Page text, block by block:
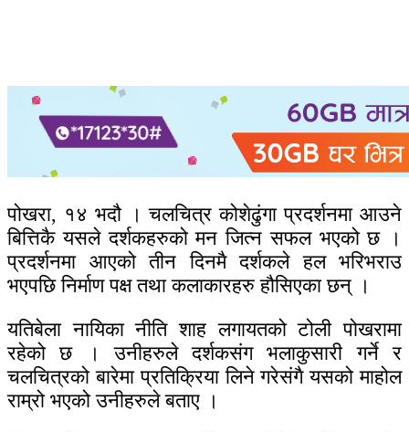
पोखरा, १४ भदौ । चलचित्र कोशेढुंगा प्रदर्शनमा आउने
बित्तिकै यसले दर्शकहरुको मन जित्न सफल भएको छ ।
प्रदर्शनमा आएको तीन दिनमै दर्शकले हल भरिभराउ
भएपछि निर्माण पक्ष तथा कलाकारहरु हौसिएका छन् ।
यतिबेला नायिका नीति शाह लगायतको टोली पोखरामा
रहेको छ । उनीहरुले दर्शकसंग भलाकुसारी गर्ने र
चलचित्रको बारेमा प्रतिक्रिया लिने गरेसंगै यसको माहोल
राम्रो भएको उनीहरुले बताए ।